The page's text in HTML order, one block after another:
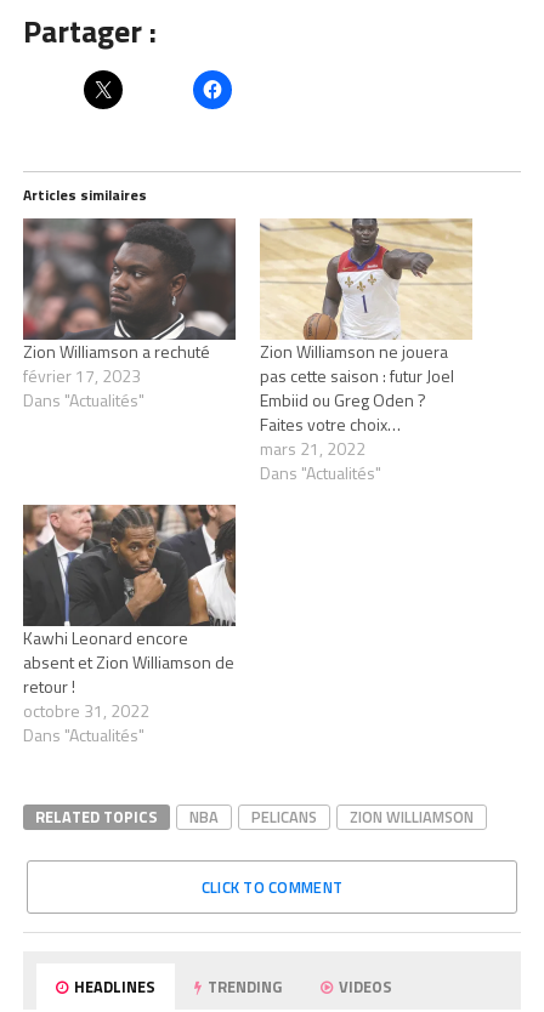
Partager :
Articles similaires
Zion Williamson a rechuté
février 17, 2023
Dans "Actualités"
Zion Williamson ne jouera
pas cette saison : futur Joel
Embiid ou Greg Oden ?
Faites votre choix…
mars 21, 2022
Dans "Actualités"
Kawhi Leonard encore
absent et Zion Williamson de
retour !
octobre 31, 2022
Dans "Actualités"
RELATED TOPICS NBA PELICANS ZION WILLIAMSON
CLICK TO COMMENT
HEADLINES TRENDING VIDEOS